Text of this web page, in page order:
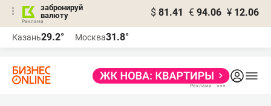
забронируй
валюту
$ 81.41 € 94.06 ¥ 12.06
Казань29.2° Москва31.8°